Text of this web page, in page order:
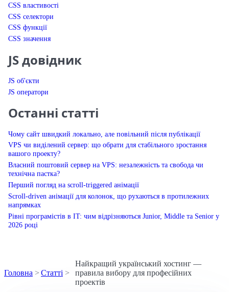
CSS властивості
CSS селектори
CSS функції
CSS значення
JS довідник
JS об'єкти
JS оператори
Останні статті
Чому сайт швидкий локально, але повільний після публікації
VPS чи виділений сервер: що обрати для стабільного зростання
вашого проекту?
Власний поштовий сервер на VPS: незалежність та свобода чи
технічна пастка?
Перший погляд на scroll-triggered анімації
Scroll-driven анімації для колонок, що рухаються в протилежних
напрямках
Рівні програмістів в IT: чим відрізняються Junior, Middle та Senior у
2026 році
Головна Статті
Найкращий український хостинг —
правила вибору для професійних
проектів